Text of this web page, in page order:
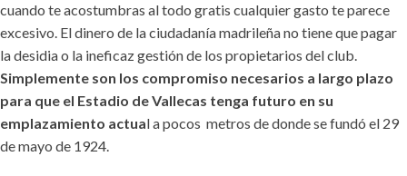
cuando te acostumbras al todo gratis cualquier gasto te parece
excesivo. El dinero de la ciudadanía madrileña no tiene que pagar
la desidia o la ineficaz gestión de los propietarios del club.
Simplemente son los compromiso necesarios a largo plazo
para que el Estadio de Vallecas tenga futuro en su
emplazamiento actual a pocos metros de donde se fundó el 29
de mayo de 1924.